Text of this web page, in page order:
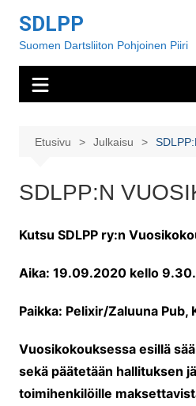
sisältöön
SDLPP
Suomen Dartsliiton Pohjoinen Piiri
Etusivu Julkaisu
SDLPP:N
Kutsu SDLPP ry:n
Aika: 19.09.2020 kello 9.30.
Paikka: Pelixir/Zaluuna Pub,
Vuosikokouksessa esillä
sekä päätetään hallituksen
toimihenkilöille